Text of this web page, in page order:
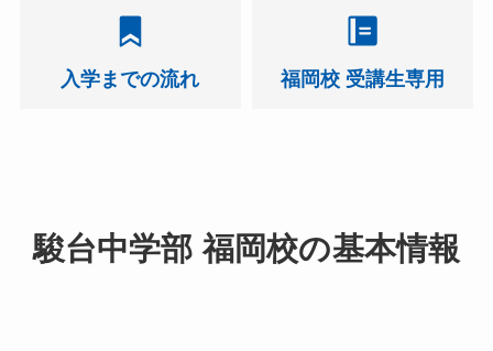
入学までの流れ 福岡校 受講生専用
駿台中学部 福岡校の基本情報